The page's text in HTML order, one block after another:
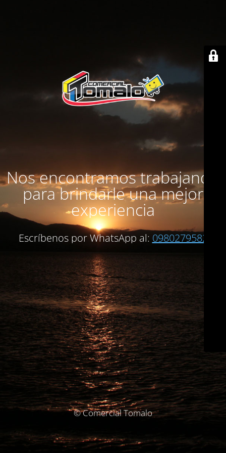
Nos encontramos trabajando
para brindarle una mejor
experiencia
Escríbenos por WhatsApp al: 0980279582
© Comercial Tomalo